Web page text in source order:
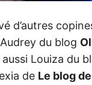
d’autres
du blog
aussi Louiza du
de Le blog